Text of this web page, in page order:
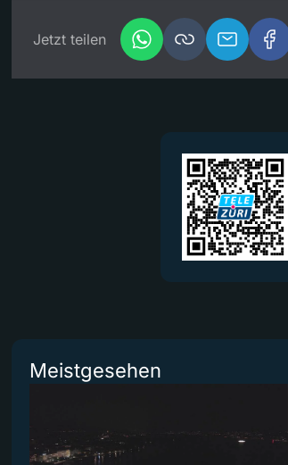
Jetzt teilen
Meistgesehen